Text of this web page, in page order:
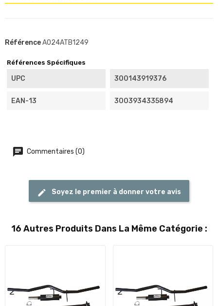
RéférenceA024ATB1249
Références Spécifiques
UPC 300143919376
EAN-13 3003934335894
Commentaires (0)
Soyez le premier à donner votre avis
16 Autres Produits Dans La Même Catégorie :